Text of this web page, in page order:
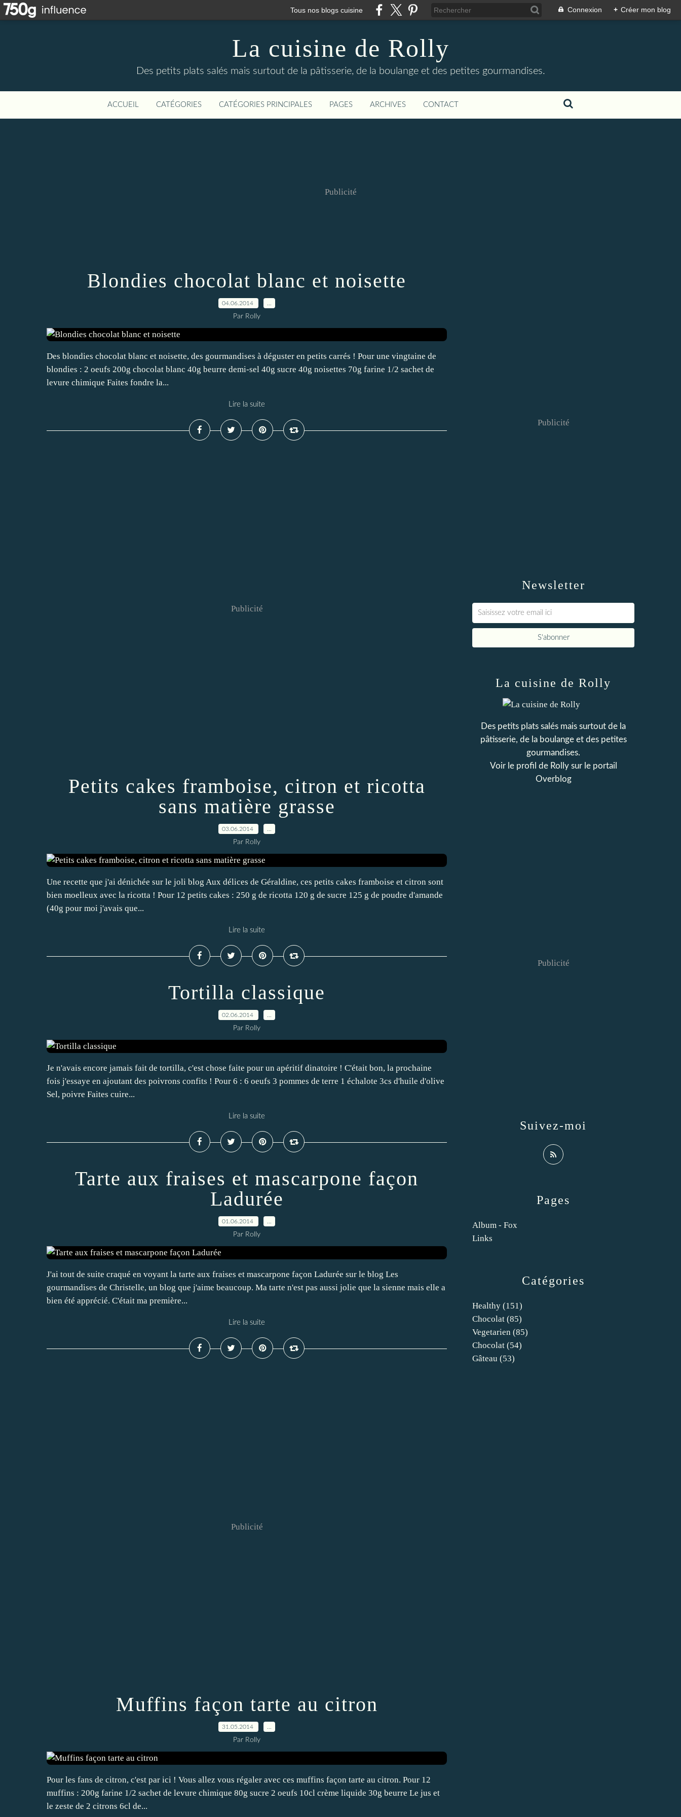
Tous nos blogs cuisine Connexion + Créer mon blog
La cuisine de Rolly
Des petits plats salés mais surtout de la pâtisserie, de la boulange et des petites gourmandises.
ACCUEIL CATÉGORIES CATÉGORIES PRINCIPALES PAGES ARCHIVES CONTACT
Publicité
Blondies chocolat blanc et noisette
04.06.2014
Par Rolly
Des blondies chocolat blanc et noisette, des gourmandises à déguster en petits carrés ! Pour une vingtaine de
blondies : 2 oeufs 200g chocolat blanc 40g beurre demi-sel 40g sucre 40g noisettes 70g farine 1/2 sachet de
levure chimique Faites fondre la...
Lire la suite
Publicité
Petits cakes framboise, citron et ricotta
sans matière grasse
03.06.2014
Par Rolly
Une recette que j'ai dénichée sur le joli blog Aux délices de Géraldine, ces petits cakes framboise et citron sont
bien moelleux avec la ricotta ! Pour 12 petits cakes : 250 g de ricotta 120 g de sucre 125 g de poudre d'amande
(40g pour moi j'avais que...
Lire la suite
Tortilla classique
02.06.2014
Par Rolly
Je n'avais encore jamais fait de tortilla, c'est chose faite pour un apéritif dinatoire ! C'était bon, la prochaine
fois j'essaye en ajoutant des poivrons confits ! Pour 6 : 6 oeufs 3 pommes de terre 1 échalote 3cs d'huile d'olive
Sel, poivre Faites cuire...
Lire la suite
Tarte aux fraises et mascarpone façon
Ladurée
01.06.2014
Par Rolly
J'ai tout de suite craqué en voyant la tarte aux fraises et mascarpone façon Ladurée sur le blog Les
gourmandises de Christelle, un blog que j'aime beaucoup. Ma tarte n'est pas aussi jolie que la sienne mais elle a
bien été apprécié. C'était ma première...
Lire la suite
Publicité
Muffins façon tarte au citron
31.05.2014
Par Rolly
Pour les fans de citron, c'est par ici ! Vous allez vous régaler avec ces muffins façon tarte au citron. Pour 12
muffins : 200g farine 1/2 sachet de levure chimique 80g sucre 2 oeufs 10cl crème liquide 30g beurre Le jus et
le zeste de 2 citrons 6cl de...
Newsletter
Publicité
Catégories
Healthy (151)
Chocolat (85)
Vegetarien (85)
Chocolat (54)
Gâteau (53)
Pages
Album - Fox
Links
La cuisine de Rolly
Des petits plats salés mais surtout de la
pâtisserie, de la boulange et des petites
gourmandises.
Voir le profil de Rollysur le portail
Overblog
Suivez-moi
Publicité